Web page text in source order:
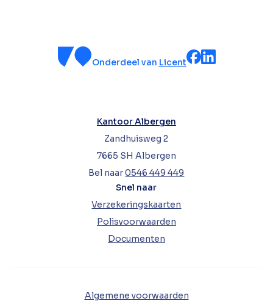
Onderdeel van Licent
Kantoor Albergen
Zandhuisweg 2
7665 SH Albergen
Bel naar0546 449 449
Snel naar
Verzekeringskaarten
Polisvoorwaarden
Documenten
Algemene voorwaarden